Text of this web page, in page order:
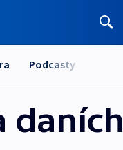
Podcasty
daních